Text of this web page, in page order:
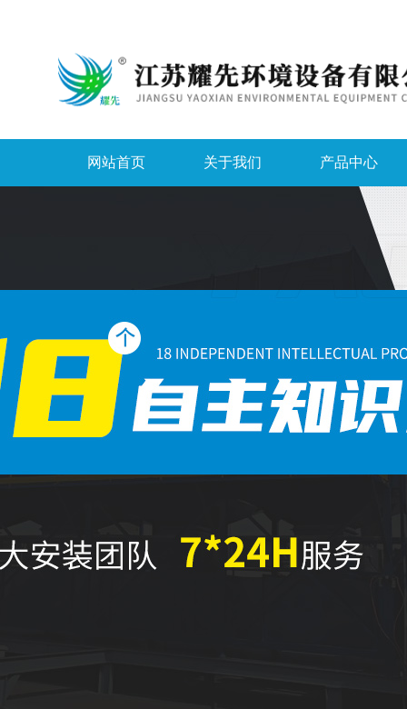
网站首页 关于我们 产品中心